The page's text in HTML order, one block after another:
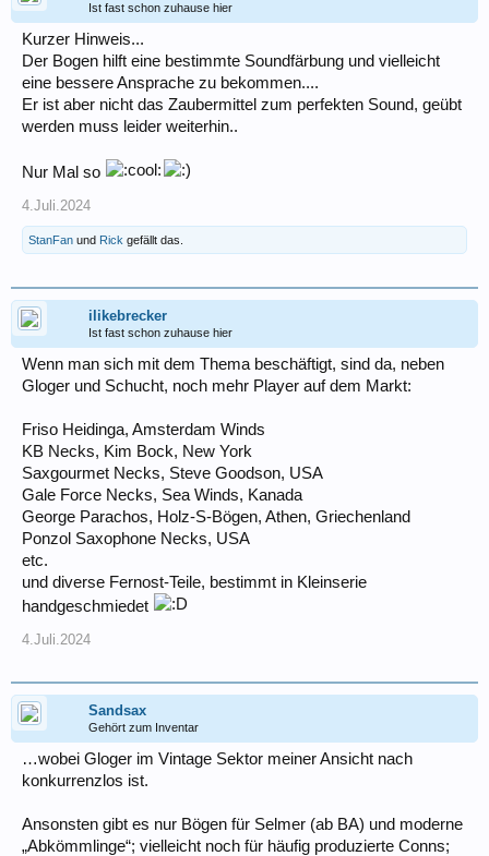
Ist fast schon zuhause hier
Kurzer Hinweis...
Der Bogen hilft eine bestimmte Soundfärbung und vielleicht
eine bessere Ansprache zu bekommen....
Er ist aber nicht das Zaubermittel zum perfekten Sound, geübt
werden muss leider weiterhin..
Nur Mal so
4.Juli.2024
StanFan und Rick gefällt das.
ilikebrecker
Ist fast schon zuhause hier
Wenn man sich mit dem Thema beschäftigt, sind da, neben
Gloger und Schucht, noch mehr Player auf dem Markt:
Friso Heidinga, Amsterdam Winds
KB Necks, Kim Bock, New York
Saxgourmet Necks, Steve Goodson, USA
Gale Force Necks, Sea Winds, Kanada
George Parachos, Holz-S-Bögen, Athen, Griechenland
Ponzol Saxophone Necks, USA
etc.
und diverse Fernost-Teile, bestimmt in Kleinserie
handgeschmiedet
4.Juli.2024
Sandsax
Gehört zum Inventar
…wobei Gloger im Vintage Sektor meiner Ansicht nach
konkurrenzlos ist.
Ansonsten gibt es nur Bögen für Selmer (ab BA) und moderne
„Abkömmlinge“; vielleicht noch für häufig produzierte Conns;